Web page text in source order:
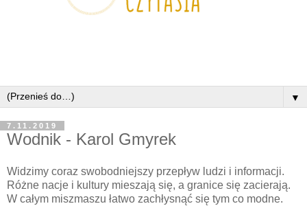
▼
7.11.2019
Wodnik - Karol Gmyrek
Widzimy coraz swobodniejszy przepływ ludzi i informacji.
Różne nacje i kultury mieszają się, a granice się zacierają.
W całym miszmaszu łatwo zachłysnąć się tym co modne.